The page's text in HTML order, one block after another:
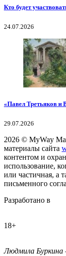
Кто будет
24.07.2026
«Павел Третьяков и
29.07.2026
2026 © MyWay
материалы сайта
контентом и
использование,
или частичная, а
письменного
Разработано в
18+
Людмила Буркина